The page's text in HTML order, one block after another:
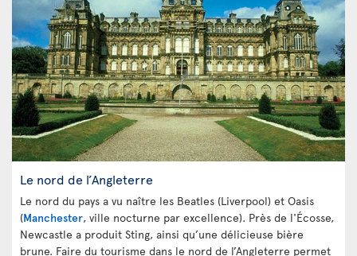
Le nord de l’Angleterre
Le nord du pays a vu naître les Beatles (Liverpool) et Oasis
(Manchester, ville nocturne par excellence). Près de l'Écosse,
Newcastle a produit Sting, ainsi qu’une délicieuse bière
brune. Faire du tourisme dans le nord de l’Angleterre permet